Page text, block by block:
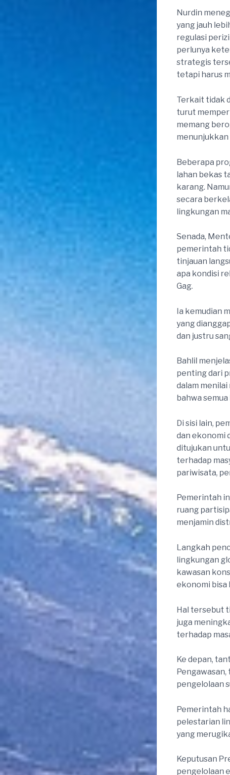
Nurdin
yang jauh
regulasi
perlunya
strategis
tetapi harus
Terkait tidak
turut
memang
Beberapa
lahan bekas
karang.
secara
lingkungan
Senada,
pemerintah
tinjauan
apa kondisi
Gag.
Ia kemudian
yang
dan justru
Bahlil
penting dari
dalam menilai
bahwa
Di sisi lain,
dan ekonomi
ditujukan
terhadap
pariwisata,
Pemerintah
ruang
menjamin
Langkah
lingkungan
kawasan
ekonomi bisa
Hal tersebut
juga
terhadap
Ke depan,
pengelolaan
Pemerintah
pelestarian
yang
Keputusan
pengelolaan